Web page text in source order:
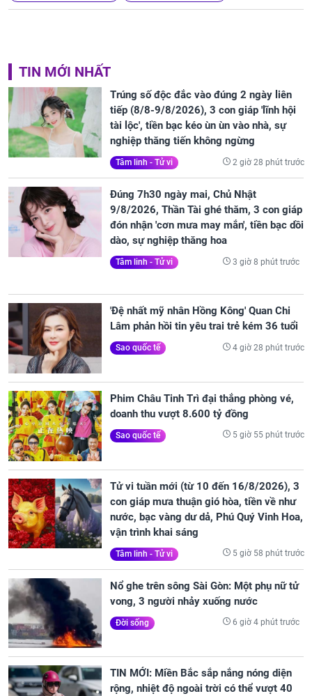
TIN MỚI NHẤT
Trúng số độc đắc vào đúng 2 ngày liên
tiếp (8/8-9/8/2026), 3 con giáp 'lĩnh hội
tài lộc', tiền bạc kéo ùn ùn vào nhà, sự
nghiệp thăng tiến không ngừng
Tâm linh - Tử vi 2 giờ 28 phút trước
Đúng 7h30 ngày mai, Chủ Nhật
9/8/2026, Thần Tài ghé thăm, 3 con giáp
đón nhận 'cơn mưa may mắn', tiền bạc dồi
dào, sự nghiệp thăng hoa
Tâm linh - Tử vi 3 giờ 8 phút trước
'Đệ nhất mỹ nhân Hồng Kông' Quan Chi
Lâm phản hồi tin yêu trai trẻ kém 36 tuổi
Sao quốc tế 4 giờ 28 phút trước
Phim Châu Tinh Trì đại thắng phòng vé,
doanh thu vượt 8.600 tỷ đồng
Sao quốc tế 5 giờ 55 phút trước
Tử vi tuần mới (từ 10 đến 16/8/2026), 3
con giáp mưa thuận gió hòa, tiền về như
nước, bạc vàng dư dả, Phú Quý Vinh Hoa,
vận trình khai sáng
Tâm linh - Tử vi 5 giờ 58 phút trước
Nổ ghe trên sông Sài Gòn: Một phụ nữ tử
vong, 3 người nhảy xuống nước
Đời sống 6 giờ 4 phút trước
TIN MỚI: Miền Bắc sắp nắng nóng diện
rộng, nhiệt độ ngoài trời có thể vượt 40